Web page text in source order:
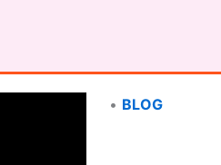
• BLOG